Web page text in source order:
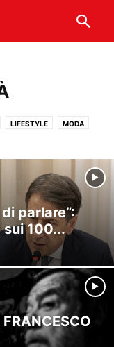
LIFESTYLE MODA
parlare”:
100...